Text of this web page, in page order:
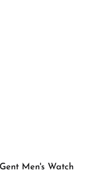
Men's Watch